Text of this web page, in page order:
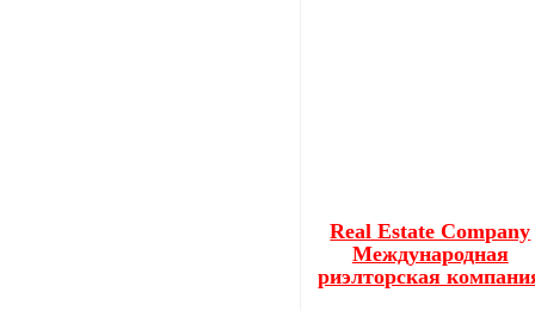
Real Estate Company
Международная
риэлторская